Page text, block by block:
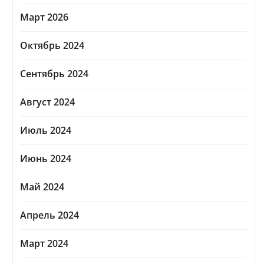
Март 2026
Октябрь 2024
Сентябрь 2024
Август 2024
Июль 2024
Июнь 2024
Май 2024
Апрель 2024
Март 2024